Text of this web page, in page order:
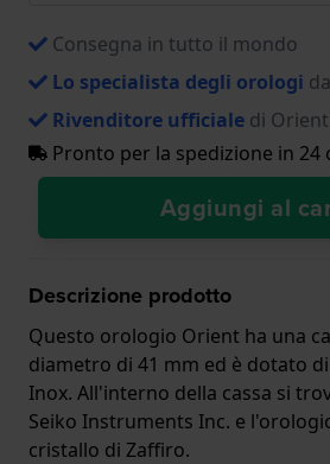
Consegna in tutto il mondo
Lo specialista degli orologi
Rivenditore ufficiale di Orient
Pronto per la spedizione in 24
Aggiungi al
Descrizione prodotto
Questo orologio Orient ha una
diametro di 41 mm ed è dotato
Inox. All'interno della cassa si
Seiko Instruments Inc. e
cristallo di Zaffiro.